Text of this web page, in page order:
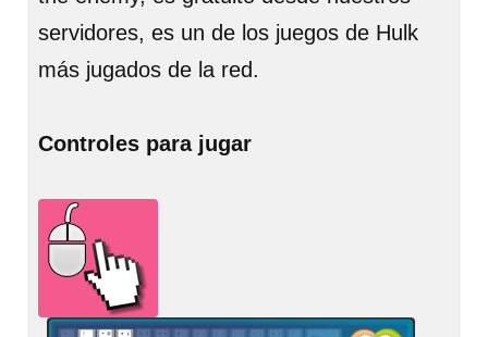
servidores, es un de los juegos de Hulk
más jugados de la red.
Controles para jugar